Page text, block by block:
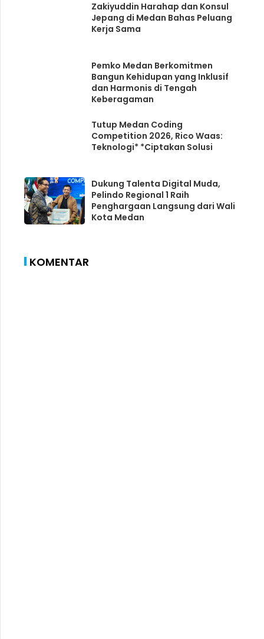
Zakiyuddin Harahap dan Konsul
Jepang di Medan Bahas Peluang
Kerja Sama
Pemko Medan Berkomitmen
Bangun Kehidupan yang Inklusif
dan Harmonis di Tengah
Keberagaman
Tutup Medan Coding
Competition 2026, Rico Waas:
Teknologi* *Ciptakan Solusi
Dukung Talenta Digital Muda,
Pelindo Regional 1 Raih
Penghargaan Langsung dari Wali
Kota Medan
KOMENTAR